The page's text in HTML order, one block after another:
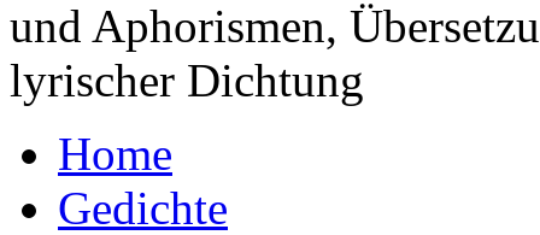
und Aphorismen,
lyrischer Dichtung
Home
Gedichte